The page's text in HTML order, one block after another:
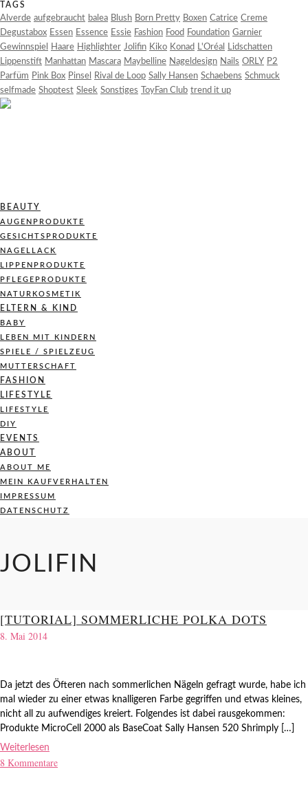
TAGS
Alverde aufgebraucht balea Blush Born Pretty Boxen Catrice Creme
Degustabox Essen Essence Essie Fashion Food Foundation Garnier
Gewinnspiel
Haare Highlighter Jolifin Kiko Konad L'Oréal
Lidschatten
Lippenstift Manhattan Mascara Maybelline Nageldesign Nails ORLY P2
Parfüm Pink Box Pinsel Rival de Loop Sally Hansen Schaebens Schmuck
selfmade Shoptest Sleek Sonstiges ToyFan Club trend it up
BEAUTY
AUGENPRODUKTE
GESICHTSPRODUKTE
NAGELLACK
LIPPENPRODUKTE
PFLEGEPRODUKTE
NATURKOSMETIK
ELTERN & KIND
BABY
LEBEN MIT KINDERN
SPIELE / SPIELZEUG
MUTTERSCHAFT
FASHION
LIFESTYLE
LIFESTYLE
DIY
EVENTS
ABOUT
ABOUT ME
MEIN KAUFVERHALTEN
IMPRESSUM
DATENSCHUTZ
JOLIFIN
[TUTORIAL] SOMMERLICHE POLKA DOTS
8. Mai 2014
Da jetzt des Öfteren nach sommerlichen Nägeln gefragt wurde, habe ich
mal wieder zu einer etwas knalligeren Farbe gegriffen und etwas kleines,
nicht all zu aufwendiges kreiert. Folgendes ist dabei rausgekommen:
Produkte MicroCell 2000 als BaseCoat Sally Hansen 520 Shrimply […]
Weiterlesen
8 Kommentare